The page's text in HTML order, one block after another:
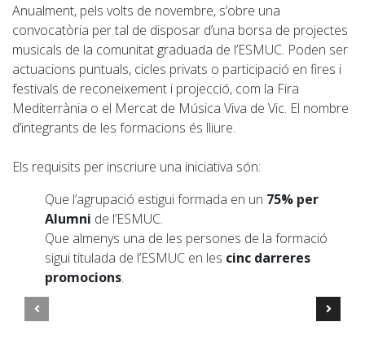
Anualment, pels volts de novembre, s’obre una
convocatòria per tal de disposar d’una borsa de projectes
musicals de la comunitat graduada de l’ESMUC. Poden ser
actuacions puntuals, cicles privats o participació en fires i
festivals de reconeixement i projecció, com la Fira
Mediterrània o el Mercat de Música Viva de Vic. El nombre
d’integrants de les formacions és lliure.
Els requisits per inscriure una iniciativa són:
Que l’agrupació estigui formada en un 75% per
Alumni de l’ESMUC.
Que almenys una de les persones de la formació
sigui titulada de l’ESMUC en les cinc darreres
promocions.